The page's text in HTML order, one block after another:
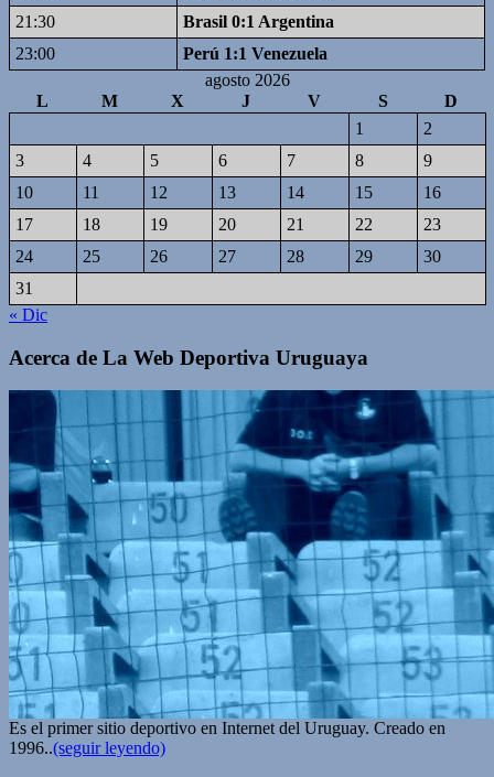
21:30
Brasil 0:1 Argentina
23:00
Perú 1:1 Venezuela
agosto 2026
L
M X J V S
D
1
2
3
4 5 6 7 8
9
10
11 12 13 14 15
16
17
18 19 20 21 22
23
24
25 26 27 28 29
30
31
« Dic
Acerca de La Web Deportiva Uruguaya
Es el primer sitio deportivo en Internet del Uruguay. Creado en
1996..(seguir leyendo)